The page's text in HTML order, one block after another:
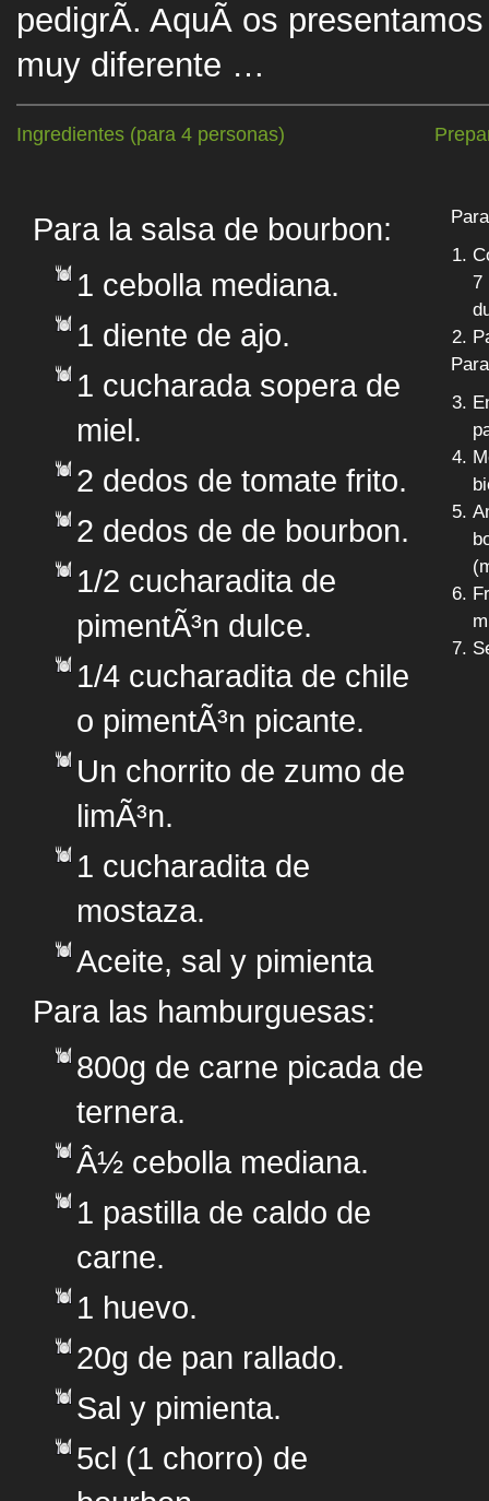
pedigrÃ­. AquÃ­ os
muy diferente …
Ingredientes (para 4 personas)
Para la salsa de bourbon:
1 cebolla mediana.
1 diente de ajo.
1 cucharada sopera de
miel.
2 dedos de tomate frito.
2 dedos de de bourbon.
1/2 cucharadita de
pimentÃ³n dulce.
1/4 cucharadita de chile
o pimentÃ³n picante.
Un chorrito de zumo de
limÃ³n.
1 cucharadita de
mostaza.
Aceite, sal y pimienta
Para las hamburguesas:
800g de carne picada de
ternera.
Â½ cebolla mediana.
1 pastilla de caldo de
carne.
1 huevo.
20g de pan rallado.
Sal y pimienta.
5cl (1 chorro) de
7